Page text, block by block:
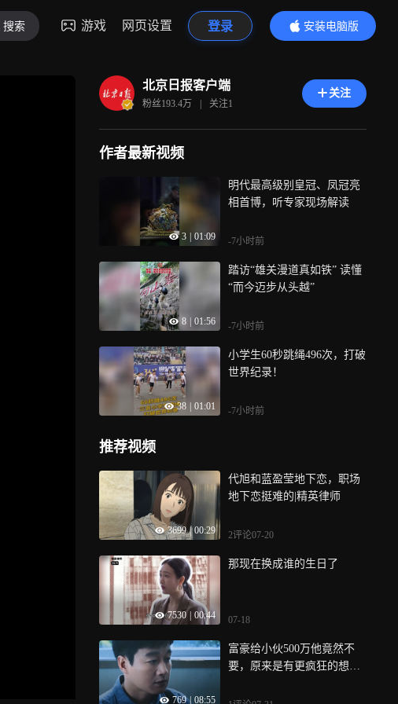
搜索 游戏 网页设置 登录
安装电脑版
内容更精彩
北京日报客户端
粉丝193.4万 | 关注1
关注
作者最新视频
3 01:09
明代最高级别皇冠、凤冠亮
相首博，听专家现场解读
-7小时前
8 01:56
踏访“雄关漫道真如铁” 读懂
“而今迈步从头越”
-7小时前
38 01:01
小学生60秒跳绳496次，打破
世界纪录！
-7小时前
推荐视频
3699 | 00:29
代旭和蓝盈莹地下恋，职场
地下恋挺难的|精英律师
2评论07-20
7530 00:44
那现在换成谁的生日了
07-18
769 | 08:55
富豪给小伙500万他竟然不
要，原来是有更疯狂的想法|